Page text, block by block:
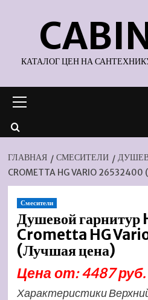
содержимому
КАТАЛОГ ЦЕН НА
меню
ГЛАВНАЯ СМЕСИТЕЛИ
CROMETTA HG VARIO
Смесители
Душевой
Crometta HG
(Лучшая цена)
Цена от: 4487 руб.
Характеристики